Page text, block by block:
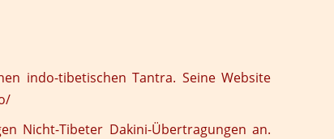
indo-tibetischen Tantra. Seine Website
Nicht-Tibeter Dakini-Übertragungen an.